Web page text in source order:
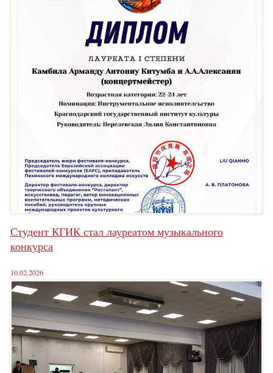
Студент КГИК стал лауреатом музыкального
конкурса
10.02.2026